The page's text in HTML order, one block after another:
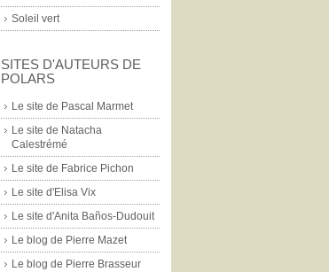
Soleil vert
SITES D'AUTEURS DE
POLARS
Le site de Pascal Marmet
Le site de Natacha
Calestrémé
Le site de Fabrice Pichon
Le site d'Elisa Vix
Le site d'Anita Baños-Dudouit
Le blog de Pierre Mazet
Le blog de Pierre Brasseur